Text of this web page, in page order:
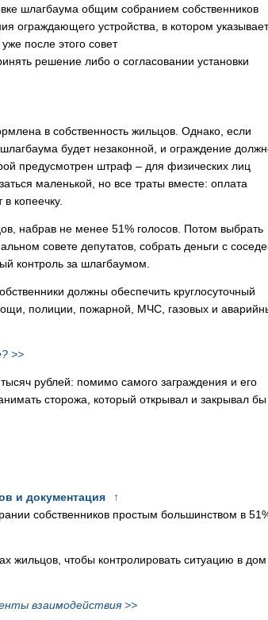
шлагбаума общим собранием собственников
ограждающего устройства, в котором
после этого совет
решение либо о согласовании установки
в собственность жильцов. Однако, если
будет незаконной, и ограждение
предусмотрен штраф – для физических лиц
маленькой, но все траты вместе: оплата
копеечку.
набрав не менее 51% голосов. Потом выбрать
совете депутатов, собрать деньги с
контроль за шлагбаумом.
должны обеспечить круглосуточный
полиции, пожарной, МЧС, газовых и
>>
рублей: помимо самого заграждения и его
сторожа, который открывал и закрывал бы
и документация
↑
собственников простым большинством в
жильцов, чтобы контролировать ситуацию в
взаимодействия >>